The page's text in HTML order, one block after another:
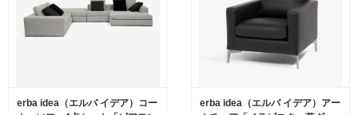
erba idea（エルバ イデア）コー
erba idea（エルバ イデア）アー